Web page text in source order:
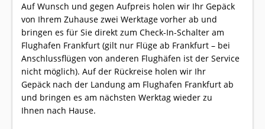
Auf Wunsch und gegen Aufpreis holen wir Ihr Gepäck
von Ihrem Zuhause zwei Werktage vorher ab und
bringen es für Sie direkt zum Check-In-Schalter am
Flughafen Frankfurt (gilt nur Flüge ab Frankfurt – bei
Anschlussflügen von anderen Flughäfen ist der Service
nicht möglich). Auf der Rückreise holen wir Ihr
Gepäck nach der Landung am Flughafen Frankfurt ab
und bringen es am nächsten Werktag wieder zu
Ihnen nach Hause.